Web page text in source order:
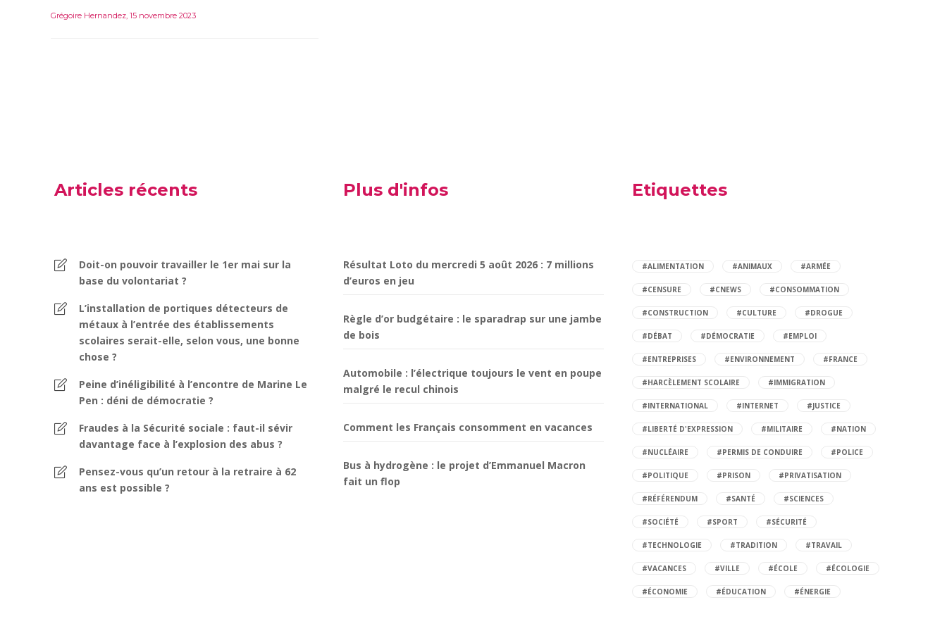
Grégoire Hernandez, 15 novembre 2023
Articles récents
Doit-on pouvoir travailler le 1er mai sur la
base du volontariat ?
L’installation de portiques détecteurs de
métaux à l’entrée des établissements
scolaires serait-elle, selon vous, une bonne
chose ?
Peine d’inéligibilité à l’encontre de Marine Le
Pen : déni de démocratie ?
Fraudes à la Sécurité sociale : faut-il sévir
davantage face à l’explosion des abus ?
Pensez-vous qu’un retour à la retraire à 62
ans est possible ?
Plus d'infos
Résultat Loto du mercredi 5 août 2026 : 7 millions
d’euros en jeu
Règle d’or budgétaire : le sparadrap sur une jambe
de bois
Automobile : l’électrique toujours le vent en poupe
malgré le recul chinois
Comment les Français consomment en vacances
Bus à hydrogène : le projet d’Emmanuel Macron
fait un flop
Etiquettes
#ALIMENTATION #ANIMAUX #ARMÉE
#CENSURE #CNEWS #CONSOMMATION
#CONSTRUCTION #CULTURE #DROGUE
#DÉBAT #DÉMOCRATIE #EMPLOI
#ENTREPRISES #ENVIRONNEMENT #FRANCE
#HARCÈLEMENT SCOLAIRE #IMMIGRATION
#INTERNATIONAL #INTERNET #JUSTICE
#LIBERTÉ D'EXPRESSION #MILITAIRE #NATION
#NUCLÉAIRE #PERMIS DE CONDUIRE #POLICE
#POLITIQUE #PRISON #PRIVATISATION
#RÉFÉRENDUM #SANTÉ #SCIENCES
#SOCIÉTÉ #SPORT #SÉCURITÉ
#TECHNOLOGIE #TRADITION #TRAVAIL
#VACANCES #VILLE #ÉCOLE #ÉCOLOGIE
#ÉCONOMIE #ÉDUCATION #ÉNERGIE